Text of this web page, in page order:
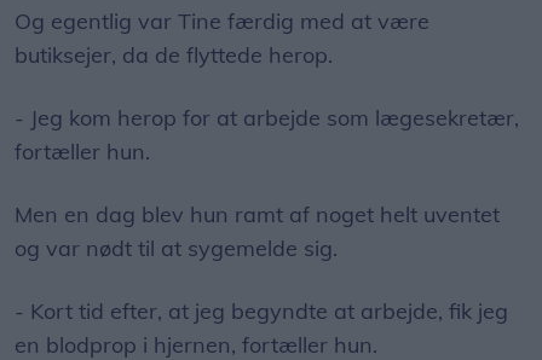
Og egentlig var Tine færdig med at være
butiksejer, da de flyttede herop.
- Jeg kom herop for at arbejde som lægesekretær,
fortæller hun.
Men en dag blev hun ramt af noget helt uventet
og var nødt til at sygemelde sig.
- Kort tid efter, at jeg begyndte at arbejde, fik jeg
en blodprop i hjernen, fortæller hun.